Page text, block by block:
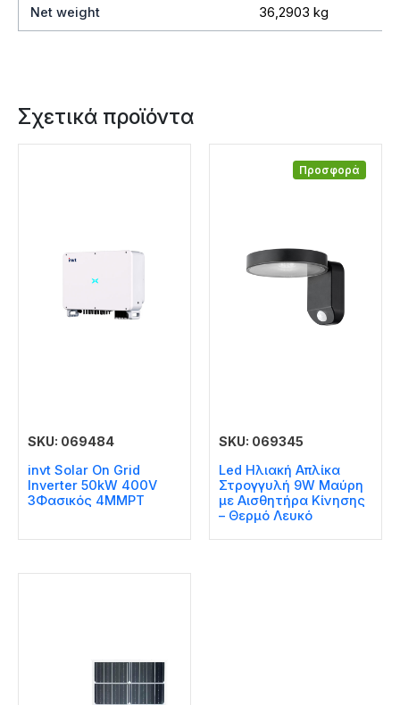
Net weight 36,2903 kg
Σχετικά προϊόντα
SKU: 069484
invt Solar On Grid
Inverter 50kW 400V
3Φασικός 4MMPT
Προσφορά
SKU: 069345
Led Ηλιακή Απλίκα
Στρογγυλή 9W Μαύρη
με Αισθητήρα Κίνησης
– Θερμό Λευκό